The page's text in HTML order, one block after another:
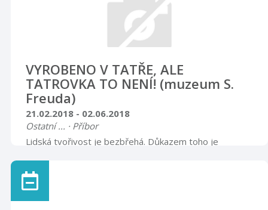
VYROBENO V TATŘE, ALE
TATROVKA TO NENÍ! (muzeum S.
Freuda)
21.02.2018 - 02.06.2018
Ostatní ... · Příbor
Lidská tvořivost je bezbřehá. Důkazem toho je
legendární továrny.